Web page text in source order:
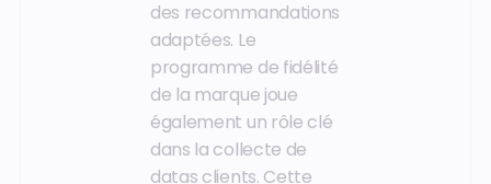
des recommandations
adaptées. Le
programme de fidélité
de la marque joue
également un rôle clé
dans la collecte de
datas clients. Cette